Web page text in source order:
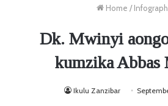
Home /
Dk. Mwinyi
kumzika
Ikulu Zanzibar